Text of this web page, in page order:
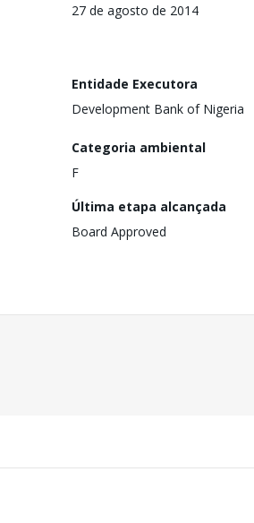
27 de agosto de 2014
Entidade Executora
Development Bank of Nigeria
Categoria ambiental
F
Última etapa alcançada
Board Approved